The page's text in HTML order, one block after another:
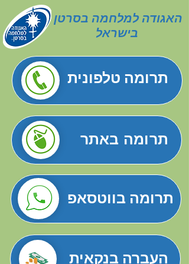
האגודה למלחמה בסרטן
בישראל
תרומה טלפונית
תרומה באתר
תרומה בווטסאפ
העברה בנקאית